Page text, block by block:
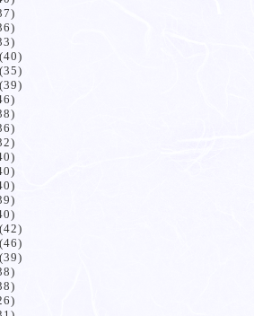
(40)
(35)
(39)
(42)
(46)
(39)